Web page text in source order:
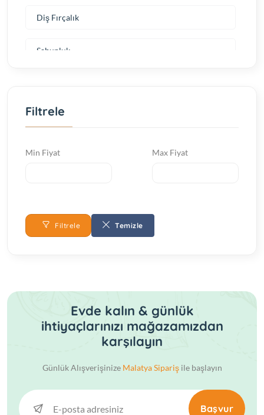
Diş Fırçalık
Sabunluk
Tuvalet Kağıtlığı
Filtrele
Min Fiyat Max Fiyat
Filtrele Temizle
Evde kalın & günlük
ihtiyaçlarınızı mağazamızdan
karşılayın
Günlük Alışverişinize Malatya Siparişile başlayın
Başvur